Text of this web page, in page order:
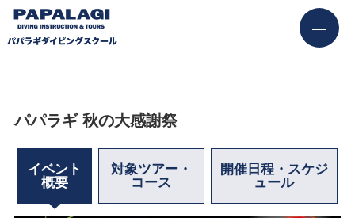
パパラギ 秋の大感謝祭
イベント
概要
対象ツアー・
コース
開催日程・スケジ
ュール